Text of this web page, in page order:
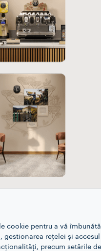
cookie pentru a vă
gestionarea rețelei și
precum setările